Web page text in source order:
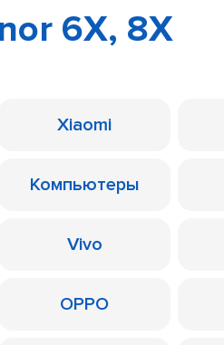
6X, 8X
Xiaomi
Компьютеры
Vivo
OPPO